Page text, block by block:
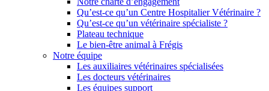
Qu’est-ce qu’un Centre Hospitalier Vétérinaire ?
Qu’est-ce qu’un vétérinaire spécialiste ?
Plateau technique
Le bien-être animal à Frégis
Notre équipe
Les auxiliaires vétérinaires spécialisées
Les docteurs vétérinaires
Les équipes support